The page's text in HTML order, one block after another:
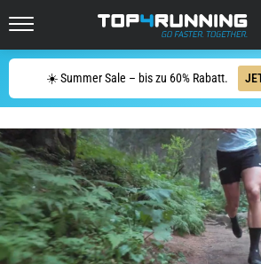
☀️ Summer Sale – bis zu 60% Rabatt.
Entdecke
Schuhe
Straße
und…
5. 8. 2026
•
Lesedauer 6 min